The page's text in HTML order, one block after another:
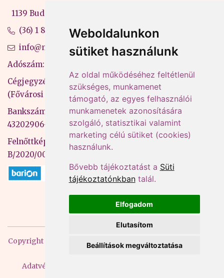
Weboldalunkon
sütiket használunk
Az oldal működéséhez feltétlenül
szükséges, munkamenet
támogató, az egyes felhasználói
munkamenetek azonosítására
szolgáló, statisztikai valamint
marketing célú sütiket (cookies)
használunk.
Bővebb tájékoztatást a Süti
tájékoztatónkbantalál.
Elfogadom
Elutasítom
Beállítások megváltoztatása
1139 Budapest, Váci út 99-105. 4. em.
(36) 1 880 76 00
info@mprx.hu
Adószám: 13598145-2-41
Cégjegyzékszám: 01-09-883770
(Fővárosi Bíróság)
Bankszámlaszám: CIB Bank, 10700581-
43202906-51100005
Felnőttképzési nyilvántartási szám:
B/2020/000053
Copyright 2026 Mprx. Minden jog fenntartva
Adatvédelem